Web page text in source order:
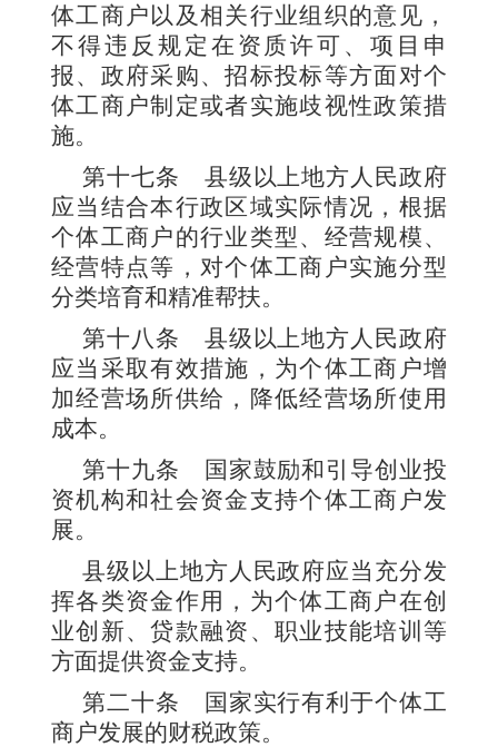
体工商户以及相关行业组织的意见，
不得违反规定在资质许可、项目申
报、政府采购、招标投标等方面对个
体工商户制定或者实施歧视性政策措
施。
第十七条 县级以上地方人民政府
应当结合本行政区域实际情况，根据
个体工商户的行业类型、经营规模、
经营特点等，对个体工商户实施分型
分类培育和精准帮扶。
第十八条 县级以上地方人民政府
应当采取有效措施，为个体工商户增
加经营场所供给，降低经营场所使用
成本。
第十九条
国家鼓励和引导创业投
资机构和社会资金支持个体工商户发
展。
县级以上地方人民政府应当充分发
挥各类资金作用，为个体工商户在创
业创新、贷款融资、职业技能培训等
方面提供资金支持。
第二十条
国家实行有利于个体工
商户发展的财税政策。